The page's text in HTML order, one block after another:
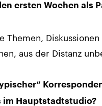
ersten Wochen als
Themen,
aus der Distanz
im Hauptstadtstudio?